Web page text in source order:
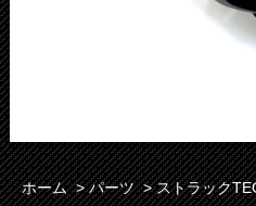
ホーム >パーツ >ストラック